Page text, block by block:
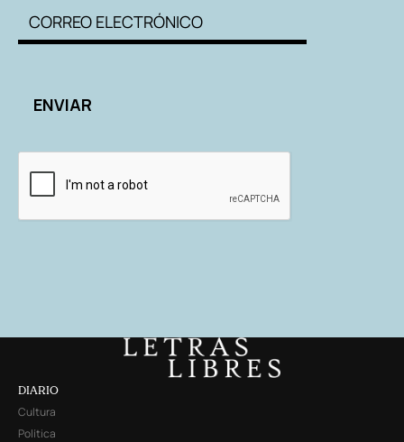
DIARIO
Cultura
Política